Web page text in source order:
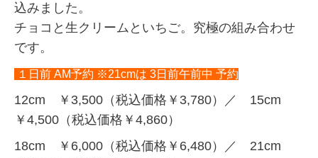
込みました。
チョコと生クリームといちご。究極の組み合わせ
です。
１日前 AM予約 ※21cmは 3日前午前中 予約
12cm ￥3,500（税込価格￥3,780）／ 15cm
￥4,500（税込価格￥4,860）
18cm ￥6,000（税込価格￥6,480）／ 21cm